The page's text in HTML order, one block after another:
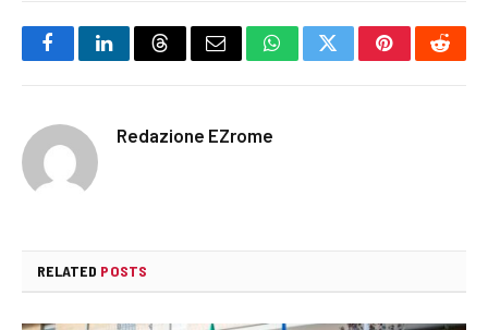
FacebookLinkedInThreadsEmail WhatsAppTwitterPinterest
Redazione EZrome
RELATED POSTS